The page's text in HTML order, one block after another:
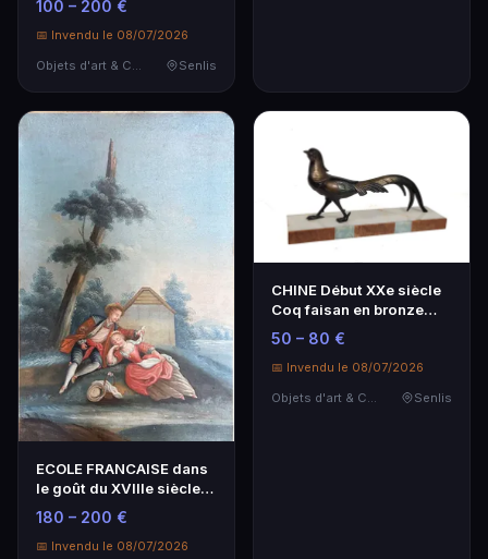
100 – 200 €
📅 Invendu le 08/07/2026
Senlis
ECOLE FRANCAISE dans
le goût du XVIIIe siècle
"Scène galante…
180 – 200 €
📅 Invendu le 08/07/2026
CHINE Début XXe siècle
Coq faisan en bronze
doré et patiné b…
50 – 80 €
📅 Invendu le 08/07/2026
Objets d'art & Curiosités
Senlis